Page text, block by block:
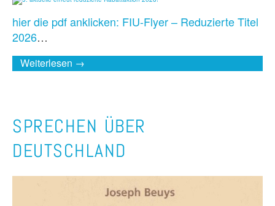
hier die pdf anklicken: FIU-Flyer – Reduzierte Titel
2026…
Weiterlesen →
SPRECHEN ÜBER
DEUTSCHLAND